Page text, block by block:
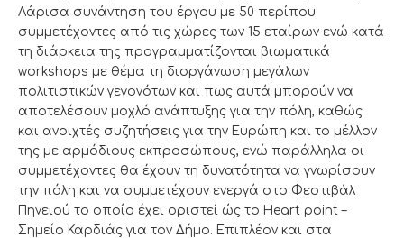
Λάρισα συνάντηση του έργου με 50 περίπου
συμμετέχοντες από τις χώρες των 15 εταίρων ενώ κατά
τη διάρκεια της προγραμματίζονται βιωματικά
workshops με θέμα τη διοργάνωση μεγάλων
πολιτιστικών γεγονότων και πως αυτά μπορούν να
αποτελέσουν μοχλό ανάπτυξης για την πόλη, καθώς
και ανοιχτές συζητήσεις για την Ευρώπη και το μέλλον
της με αρμόδιους εκπροσώπους, ενώ παράλληλα οι
συμμετέχοντες θα έχουν τη δυνατότητα να γνωρίσουν
την πόλη και να συμμετέχουν ενεργά στο Φεστιβάλ
Πηνειού το οποίο έχει οριστεί ώς το Heart point –
Σημείο Καρδιάς για τον Δήμο. Επιπλέον και στα